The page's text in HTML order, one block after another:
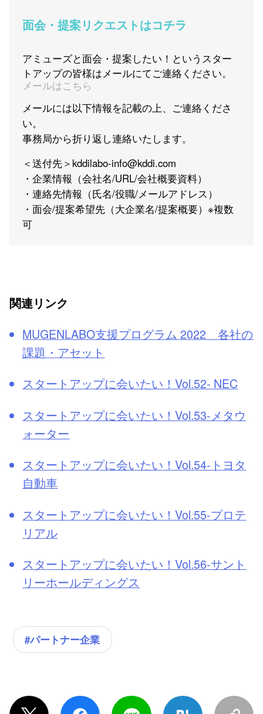
面会・提案リクエストはコチラ
アミューズと面会・提案したい！というスター
トアップの皆様はメールにてご連絡ください。
メールはこちら
メールには以下情報を記載の上、ご連絡くださ
い。
事務局から折り返し連絡いたします。
＜送付先＞kddilabo-info@kddi.com
・企業情報（会社名/URL/会社概要資料）
・連絡先情報（氏名/役職/メールアドレス）
・面会/提案希望先（大企業名/提案概要）※複数
可
関連リンク
MUGENLABO支援プログラム 2022 各社の
課題・アセット
スタートアップに会いたい！Vol.52- NEC
スタートアップに会いたい！Vol.53-メタウ
ォーター
スタートアップに会いたい！Vol.54-トヨタ
自動車
スタートアップに会いたい！Vol.55-プロテ
リアル
スタートアップに会いたい！Vol.56-サント
リーホールディングス
#パートナー企業